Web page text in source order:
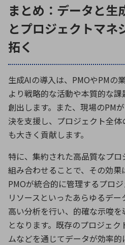
まとめ：データと生
とプロジェクトマネ
拓く
生成AIの導入は、 PMOやPMの
より戦略的な活動や本質的な
創出します。また、現場のPM
決を支援し、プロジェクト全
も大きく貢献します。
特に、集約された高品質なプ
組み合わせることで、その効果
PMOが統合的に管理するプロジ
リソースといったあらゆるデー
高い分析を行い、的確な示唆
となります。既存のプロジェク
ムなどを通じてデータが効率